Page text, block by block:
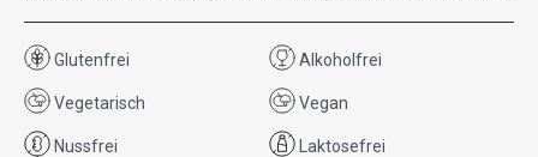
Glutenfrei Alkoholfrei
Vegetarisch Vegan
Nussfrei Laktosefrei